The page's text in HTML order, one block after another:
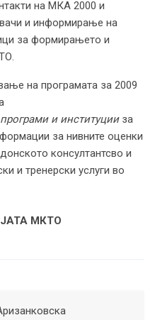
на МКА 2000 и
и информирање на
за формирањето и
на програмата за 2009
и институцииза
за нивните оценки
консултантсво и
и тренерски услуги во
МКТО